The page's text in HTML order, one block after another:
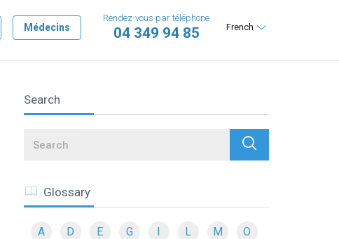
Médecins French
Rendez-vous par téléphone
04 349 94 85
Search
Search
Glossary
A D E G I L M O